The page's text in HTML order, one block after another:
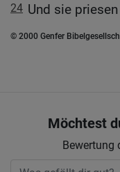
24 Und sie
© 2000 Genfer
Möchtest
Bewertung